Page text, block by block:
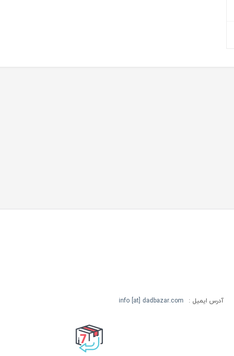
آدرس ایمیل : info [at] dadbazar.com